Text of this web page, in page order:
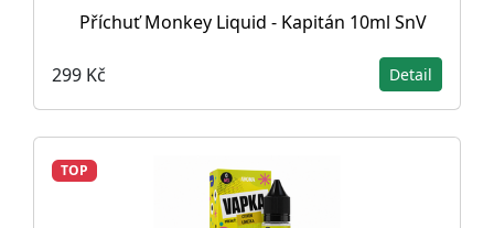
Příchuť Monkey Liquid - Kapitán 10ml SnV
299 Kč Detail
TOP